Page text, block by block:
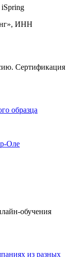
iSpring
ИНН
Сертификация
образца
обучения
из разных